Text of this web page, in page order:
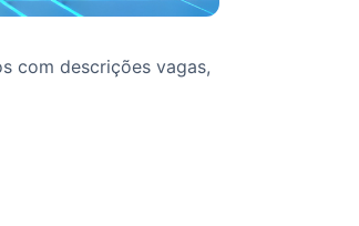
com descrições vagas,